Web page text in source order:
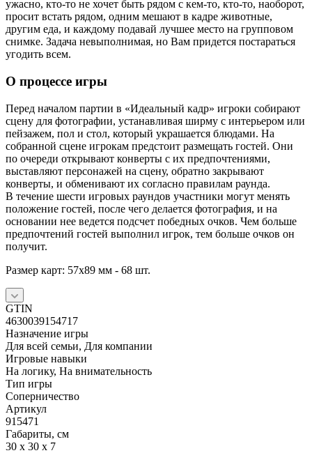
ужасно, кто-то не хочет быть рядом с кем-то, кто-то, наоборот,
просит встать рядом, одним мешают в кадре животные,
другим еда, и каждому подавай лучшее место на групповом
снимке. Задача невыполнимая, но Вам придется постараться
угодить всем.
О процессе игры
Перед началом партии в «Идеальный кадр» игроки собирают
сцену для фотографии, устанавливая ширму с интерьером или
пейзажем, пол и стол, который украшается блюдами. На
собранной сцене игрокам предстоит размещать гостей. Они
по очереди открывают конверты с их предпочтениями,
выставляют персонажей на сцену, обратно закрывают
конверты, и обменивают их согласно правилам раунда.
В течение шести игровых раундов участники могут менять
положение гостей, после чего делается фотография, и на
основании нее ведется подсчет победных очков. Чем больше
предпочтений гостей выполнил игрок, тем больше очков он
получит.
Размер карт: 57х89 мм - 68 шт.
GTIN
4630039154717
Назначение игры
Для всей семьи, Для компании
Игровые навыки
На логику, На внимательность
Тип игры
Соперничество
Артикул
915471
Габариты, см
30 x 30 x 7